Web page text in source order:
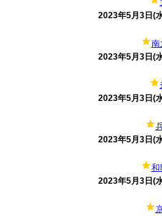
2023年5月3日(
南
2023年5月3日(
2023年5月3日(
2023年5月3日(
和
2023年5月3日(